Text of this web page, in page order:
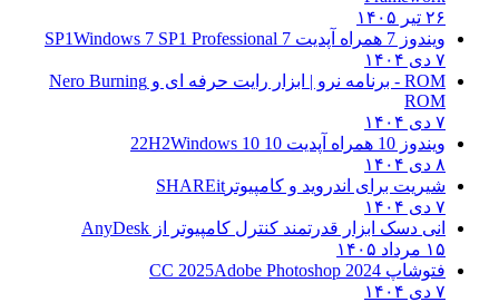
ویندوز 7 همراه آپدیت 7 SP1
Windows 7 SP1 Professional
ROM - برنامه نرو | ابزار رایت حرفه ای و
Nero Burning
ویندوز 10 همراه آپدیت 10 22H2
Windows 10
شیریت برای اندروید و کامپیوترSHAREit
انی دسک ابزار قدرتمند کنترل کامپیوتر ازAnyDesk
فتوشاپ CC 2025Adobe Photoshop 2024